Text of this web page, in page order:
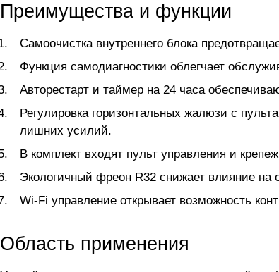
Преимущества и функции
Самоочистка внутреннего блока
Функция самодиагностики облегчает
Авторестарт и таймер на 24 часа
Регулировка горизонтальных жалюзи с
лишних усилий.
В комплект входят пульт управления и
Экологичный фреон R32 снижает влияние
Wi-Fi управление открывает возможность
Область применения